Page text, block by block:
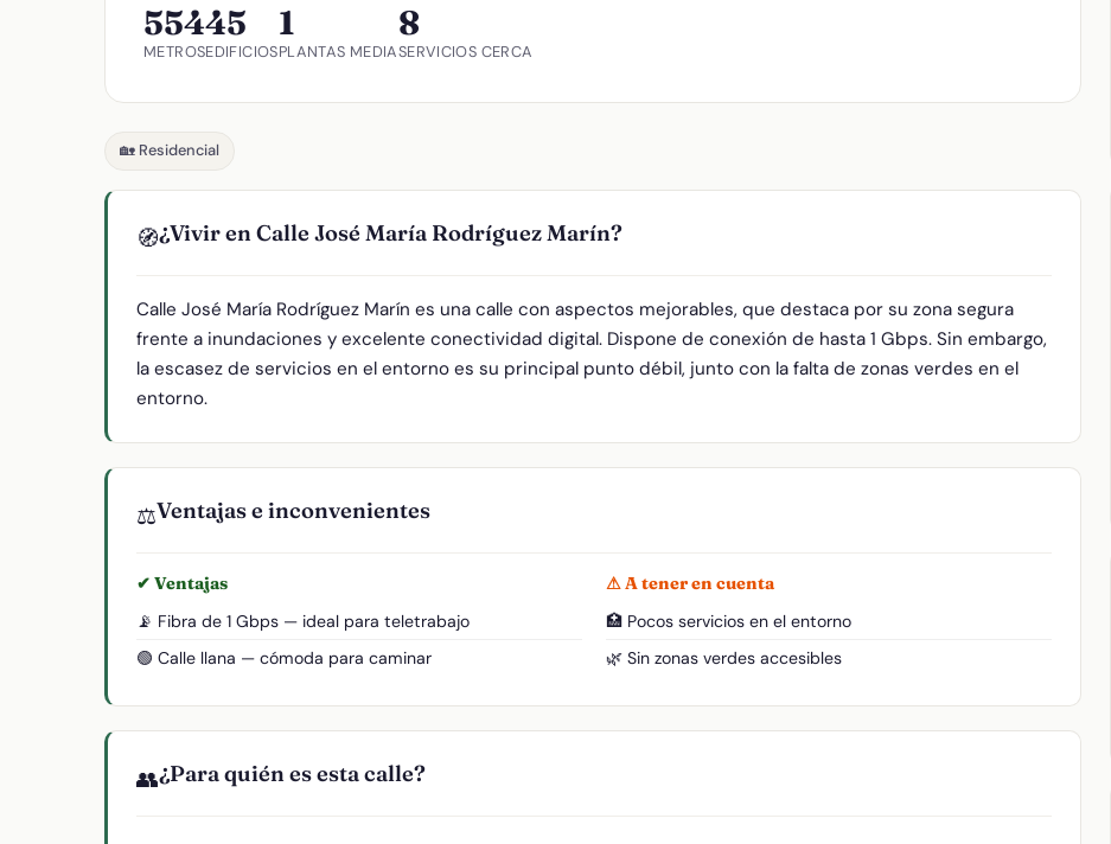
554
METROS
45
EDIFICIOS
1
PLANTAS MEDIA
8
SERVICIOS CERCA
🏡 Residencial
🧭¿Vivir en Calle José María Rodríguez Marín?
Calle José María Rodríguez Marín es una calle con aspectos mejorables, que destaca por su zona segura
frente a inundaciones y excelente conectividad digital. Dispone de conexión de hasta 1 Gbps. Sin embargo,
la escasez de servicios en el entorno es su principal punto débil, junto con la falta de zonas verdes en el
entorno.
⚖️Ventajas e inconvenientes
✔ Ventajas
📡 Fibra de 1 Gbps — ideal para teletrabajo
🟢 Calle llana — cómoda para caminar
⚠ A tener en cuenta
🏥 Pocos servicios en el entorno
🌿 Sin zonas verdes accesibles
👥¿Para quién es esta calle?